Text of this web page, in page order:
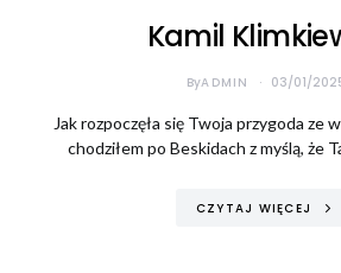
Kamil
ByADMIN 03/01/
Jak rozpoczęła się Twoja przygoda ze
chodziłem po Beskidach z myślą, że
CZYTAJ WIĘCEJ